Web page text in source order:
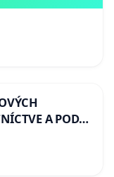
A POD
& žiadosť
a